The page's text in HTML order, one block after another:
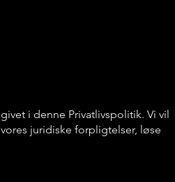
i denne Privatlivspolitik. Vi vil
juridiske forpligtelser, løse